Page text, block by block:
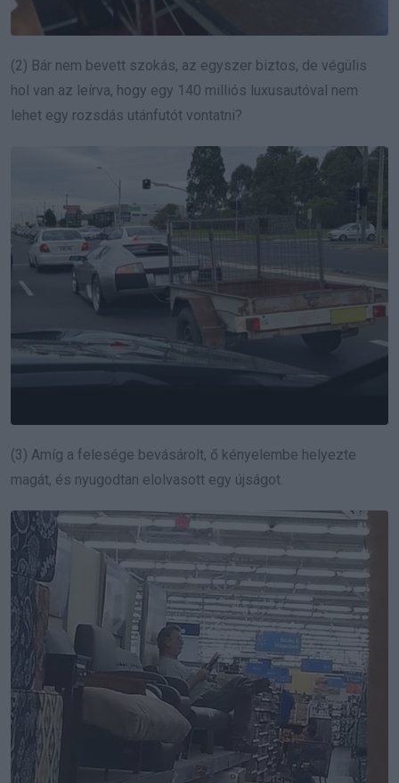
(2) Bár nem bevett szokás, az egyszer biztos, de végülis
hol van az leírva, hogy egy 140 milliós luxusautóval nem
lehet egy rozsdás utánfutót vontatni?
(3) Amíg a felesége bevásárolt, ő kényelembe helyezte
magát, és nyugodtan elolvasott egy újságot.